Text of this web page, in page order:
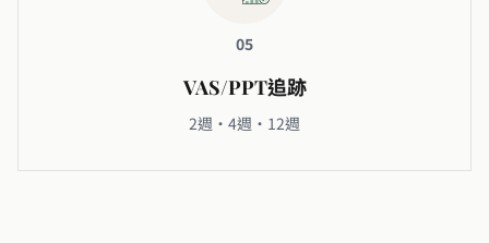
05
VAS/PPT追跡
2週・4週・12週